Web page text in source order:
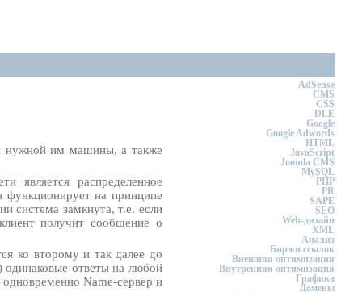
нужной им машины, а также
является распределенное
на принципе
система замкнута, т.е. если
получит сообщение о
ко второму и так далее до
одинаковые ответы на любой
Name-сервер и
AdSense
CMS
CSS
DLE
Google
Google Adwords
HTML
JavaScript
Joomla CMS
MySQL
PHP
PR
SAPE
SEO
Web-дизайн
XML
Анализ
Биржи ссылок
Внешняя оптимизация
Внутренняя оптимизация
Графика
Домены